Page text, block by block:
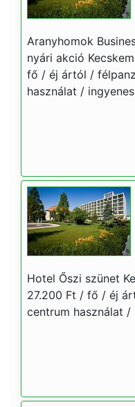
Aranyhomok
nyári akció
fő / éj ártól /
használat /
Hotel Őszi szünet
27.200 Ft / fő / éj
centrum használat /